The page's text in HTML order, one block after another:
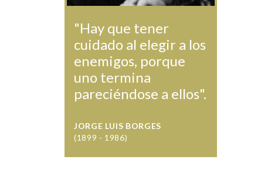
"Hay que tener
cuidado al elegir a los
enemigos, porque
uno termina
pareciéndose a ellos".
JORGE LUIS BORGES
(1899 - 1986)